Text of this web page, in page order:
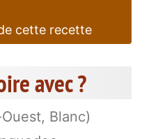
cette recette
avec ?
Blanc)